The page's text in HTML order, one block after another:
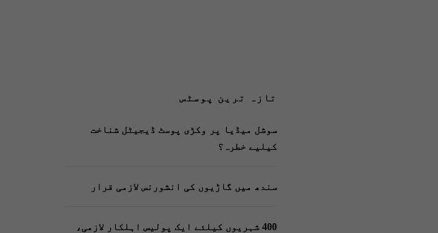
تازہ ترین پوسٹس
سوشل میڈیا پر وکڑی پوسٹ ڈیجیٹل شناخت
کیلیے خطرہ؟
سندھ میں گاڑیوں کی انشورنس لازمی قرار
400 شہریوں کیلئے ایک پولیس اہلکار لازمی،